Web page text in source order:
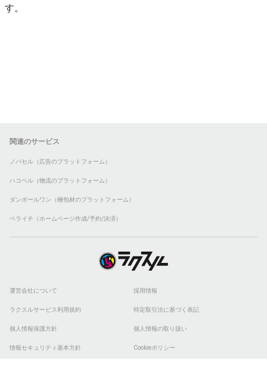
す。
関連のサービス
ノバセル（広告のプラットフォーム）
ハコベル（物流のプラットフォーム）
ダンボールワン（梱包材のプラットフォーム）
ペライチ（ホームページ作成/予約/決済）
運営会社について 採用情報
ラクスルサービス利用規約 特定取引法に基づく表記
個人情報保護方針 個人情報の取り扱い
情報セキュリティ基本方針 Cookieポリシー